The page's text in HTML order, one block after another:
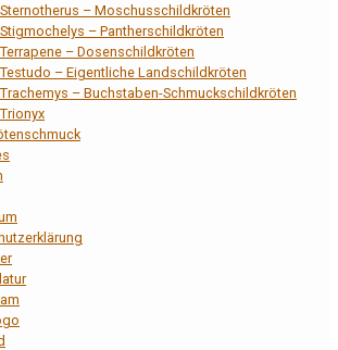
– Moschusschildkröten
– Pantherschildkröten
– Dosenschildkröten
– Eigentliche Landschildkröten
– Buchstaben-Schmuckschildkröten